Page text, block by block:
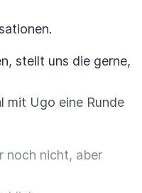
stellt uns die gerne,
mit Ugo eine Runde
noch nicht, aber